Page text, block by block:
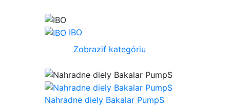
IBO
Zobraziť kategóriu
Nahradne diely Bakalar PumpS